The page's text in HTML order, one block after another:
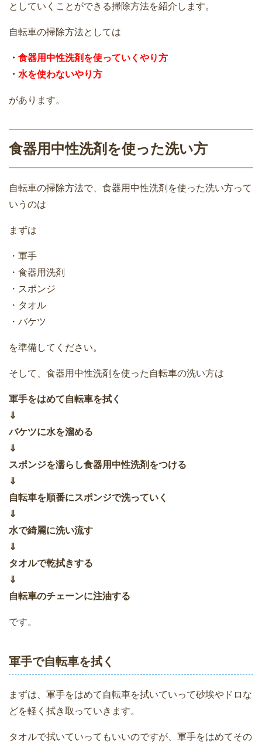
としていくことができる掃除方法を紹介します。
自転車の掃除方法としては
・ 食器用中性洗剤を使っていくやり方
・ 水を使わないやり方
があります。
食器用中性洗剤を使った洗い方
自転車の掃除方法で、食器用中性洗剤を使った洗い方って
いうのは
まずは
・軍手
・食器用洗剤
・スポンジ
・タオル
・バケツ
を準備してください。
そして、食器用中性洗剤を使った自転車の洗い方は
軍手をはめて自転車を拭く
⇓
バケツに水を溜める
⇓
スポンジを濡らし食器用中性洗剤をつける
⇓
自転車を順番にスポンジで洗っていく
⇓
水で綺麗に洗い流す
⇓
タオルで乾拭きする
⇓
自転車のチェーンに注油する
です。
軍手で自転車を拭く
まずは、軍手をはめて自転車を拭いていって砂埃やドロな
どを軽く拭き取っていきます。
タオルで拭いていってもいいのですが、軍手をはめてその